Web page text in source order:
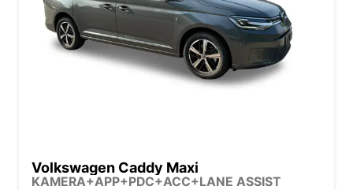
Volkswagen Caddy Maxi
KAMERA+APP+PDC+ACC+LANE ASSIST